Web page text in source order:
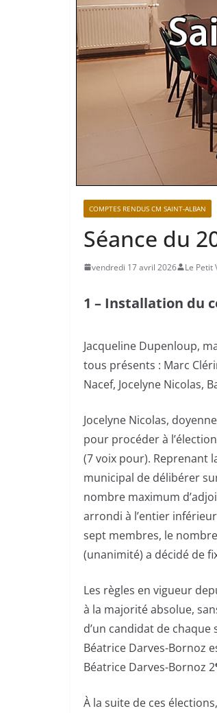
COMPTES RENDUS CM SAINT-ALBAN
Séance du
vendredi 17 avril 2026 Le Petit
1 – Installation du
Jacqueline Dupenloup,
tous présents : Marc
Nacef, Jocelyne Nicolas,
Jocelyne Nicolas,
pour procéder à
(7 voix pour). Reprenant
municipal de délibérer
nombre maximum
arrondi à l’entier
sept membres, le
(unanimité) a décidé de
Les règles en vigueur
à la majorité absolue,
d’un candidat de
Béatrice Darves-Bornoz
Béatrice Darves-Bornoz 2
À la suite de ces